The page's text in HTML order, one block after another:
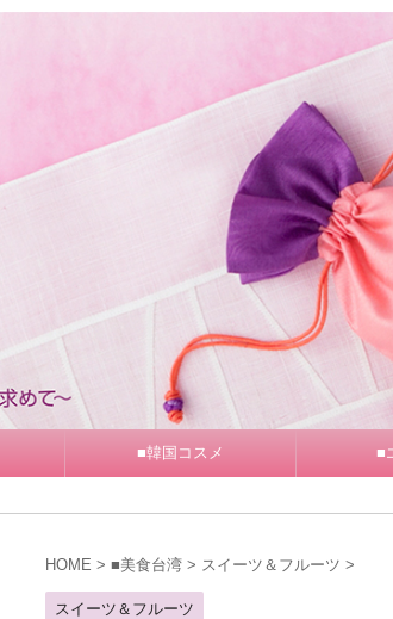
■韓国コスメ ■
HOME > ■美食台湾 > スイーツ＆フルーツ >
スイーツ＆フルーツ